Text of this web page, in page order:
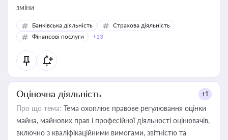
зміни
Банківська діяльність
Страхова діяльність
Фінансові послуги
+13
Оціночна діяльність +1
Про що тема: Тема охоплює правове регулювання оцінки
майна, майнових прав і професійної діяльності оцінювачів,
включно з кваліфікаційними вимогами, звітністю та